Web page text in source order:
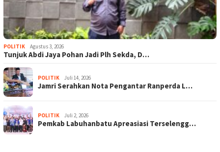
POLITIK Agustus 3, 2026
Tunjuk Abdi Jaya Pohan Jadi Plh Sekda, D…
POLITIK Juli 14, 2026
Jamri Serahkan Nota Pengantar Ranperda L…
POLITIK Juli 2, 2026
Pemkab Labuhanbatu Apreasiasi Terselengg…